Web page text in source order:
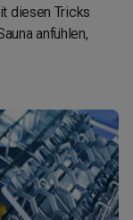
diesen Tricks
anfühlen,